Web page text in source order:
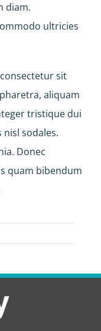
diam.
ultricies
sit
aliquam
tristique dui
sodales.
Donec
quam bibendum